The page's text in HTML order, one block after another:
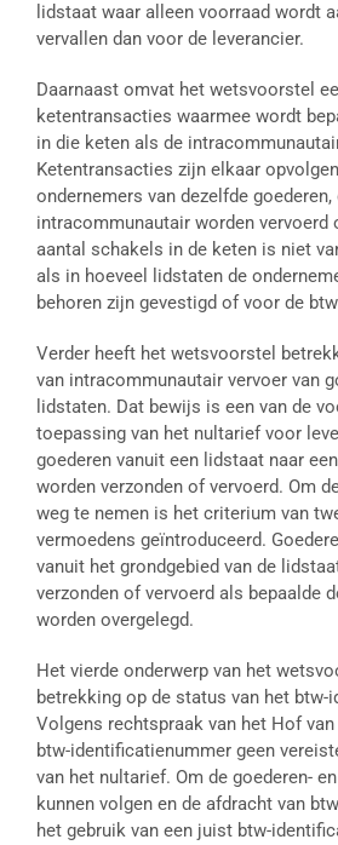
lidstaat waar alleen voorraad wordt
vervallen dan voor de leverancier.
Daarnaast omvat het wetsvoorstel
ketentransacties waarmee wordt
in die keten als de
Ketentransacties zijn elkaar
ondernemers van dezelfde goederen,
intracommunautair worden vervoerd
aantal schakels in de keten is niet
als in hoeveel lidstaten de
behoren zijn gevestigd of voor de
Verder heeft het wetsvoorstel
van intracommunautair vervoer van
lidstaten. Dat bewijs is een van de
toepassing van het nultarief voor
goederen vanuit een lidstaat naar
worden verzonden of vervoerd. Om
weg te nemen is het criterium van
vermoedens geïntroduceerd.
vanuit het grondgebied van de
verzonden of vervoerd als bepaalde
worden overgelegd.
Het vierde onderwerp van het
betrekking op de status van het btw-
Volgens rechtspraak van het Hof
btw-identificatienummer geen
van het nultarief. Om de goederen-
kunnen volgen en de afdracht van
het gebruik van een juist btw-